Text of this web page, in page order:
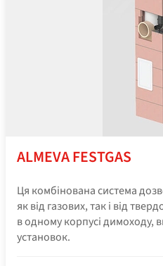
ALMEVA FESTGAS
Ця комбінована система
як від газових, так і від
в одному корпусі
установок.